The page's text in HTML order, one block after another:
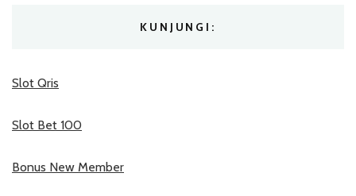
KUNJUNGI:
Slot Qris
Slot Bet 100
Bonus New Member